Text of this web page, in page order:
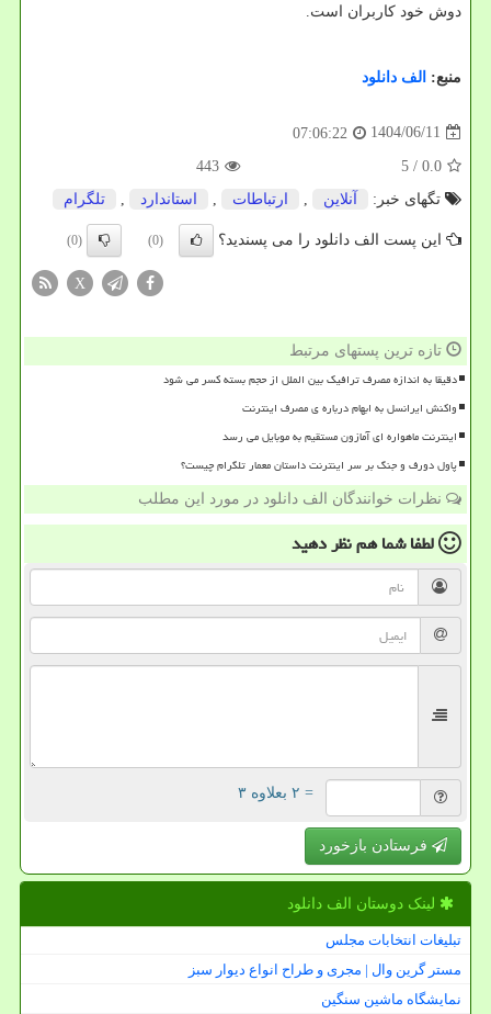
دوش خود کاربران است.
منبع: الف دانلود
1404/06/11
07:06:22
0.0
/ 5
443
تگهای خبر:
آنلاین , ارتباطات , استاندارد , تلگرام
این پست الف دانلود را می پسندید؟ (0)
(0)
X
تازه ترین پستهای مرتبط
دقیقا به اندازه مصرف ترافیک بین الملل از حجم بسته کسر می شود
واکنش ایرانسل به ابهام درباره ی مصرف اینترنت
اینترنت ماهواره ای آمازون مستقیم به موبایل می رسد
پاول دورف و جنگ بر سر اینترنت داستان معمار تلگرام چیست؟
نظرات خوانندگان الف دانلود در مورد این مطلب
لطفا شما همنظر دهید
= ۲ بعلاوه ۳
فرستادن بازخورد
لینک دوستان الف دانلود
تبلیغات انتخابات مجلس
مستر گرین وال | مجری و طراح انواع دیوار سبز
نمایشگاه ماشین سنگین